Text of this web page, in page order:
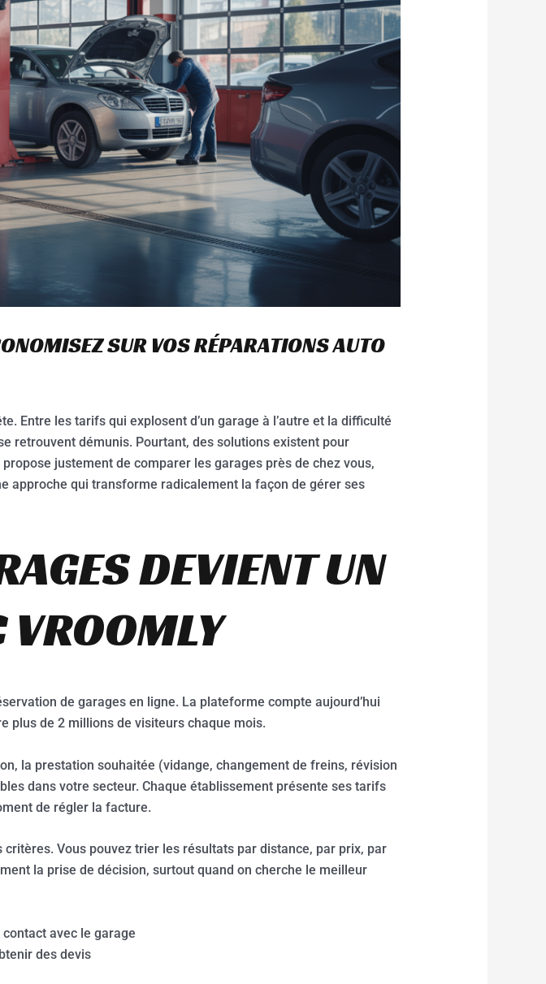
SUR VOS RÉPARATIONS AUTO
Entre les tarifs qui explosent d’un garage à l’autre et la difficulté
retrouvent démunis. Pourtant, des solutions existent pour
justement de comparer les garages près de chez vous,
approche qui transforme radicalement la façon de gérer ses
DEVIENT UN
VROOMLY
de garages en ligne. La plateforme compte aujourd’hui
plus de 2 millions de visiteurs chaque mois.
la prestation souhaitée (vidange, changement de freins, révision
dans votre secteur. Chaque établissement présente ses tarifs
de régler la facture.
Vous pouvez trier les résultats par distance, par prix, par
la prise de décision, surtout quand on cherche le meilleur
avec le garage
des devis